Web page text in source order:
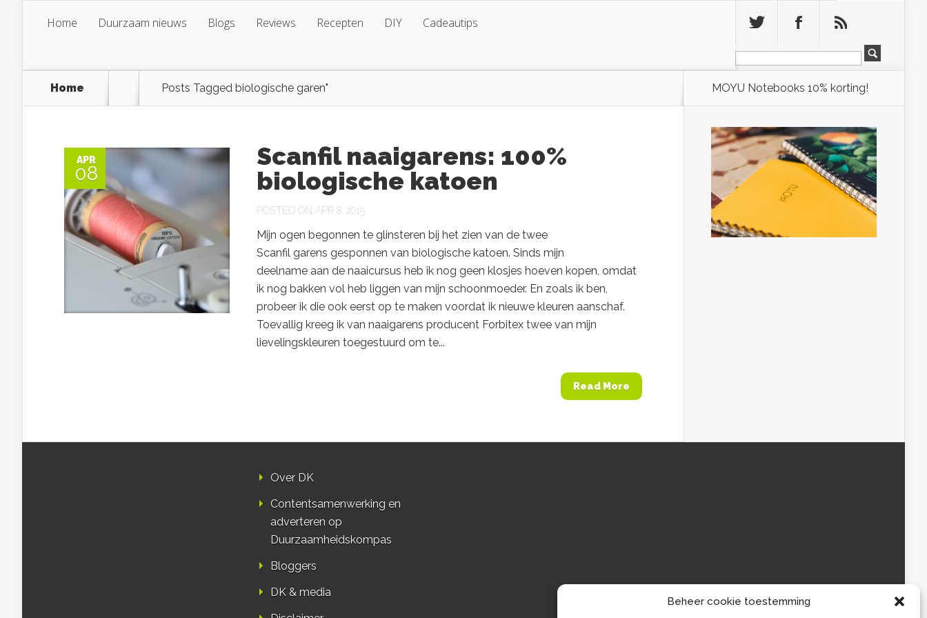
Beheer cookie toestemming
Home Duurzaam nieuws Blogs Reviews Recepten DIY Cadeautips
Home Posts Tagged biologische garen"
APR
08
Scanfil naaigarens: 100%
biologische katoen
POSTED ON APR 8, 2015
Mijn ogen begonnen te glinsteren bij het zien van de twee
Scanfil garens gesponnen van biologische katoen. Sinds mijn
deelname aan de naaicursus heb ik nog geen klosjes hoeven kopen, omdat
ik nog bakken vol heb liggen van mijn schoonmoeder. En zoals ik ben,
probeer ik die ook eerst op te maken voordat ik nieuwe kleuren aanschaf.
Toevallig kreeg ik van naaigarens producent Forbitex twee van mijn
lievelingskleuren toegestuurd om te...
Read More
MOYU Notebooks 10% korting!
Over DK
Contentsamenwerking en
adverteren op
Duurzaamheidskompas
Bloggers
DK & media